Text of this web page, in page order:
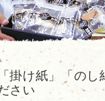
掛け紙」「のし
さい